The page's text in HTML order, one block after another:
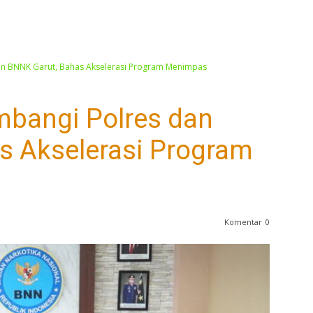
BNNK Garut, Bahas Akselerasi Program Menimpas
Polres dan
Akselerasi Program
Komentar 0